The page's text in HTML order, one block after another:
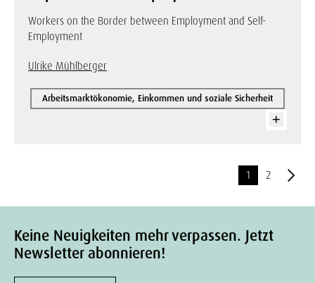
Workers on the Border between Employment and Self-
Employment
Ulrike Mühlberger
Arbeitsmarktökonomie, Einkommen und soziale Sicherheit
1 2
Keine Neuigkeiten mehr verpassen. Jetzt
Newsletter abonnieren!